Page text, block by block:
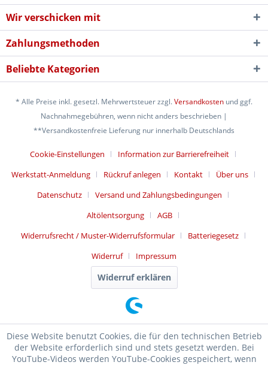
Wir verschicken mit
Zahlungsmethoden
Beliebte Kategorien
* Alle Preise inkl. gesetzl. Mehrwertsteuer zzgl.Versandkosten und ggf.
Nachnahmegebühren, wenn nicht anders beschrieben |
**Versandkostenfreie Lieferung nur innerhalb Deutschlands
Cookie-Einstellungen
Information zur Barrierefreiheit
Werkstatt-Anmeldung
Rückruf anlegen Kontakt
Über uns
Datenschutz
Versand und Zahlungsbedingungen
Altölentsorgung
AGB
Widerrufsrecht / Muster-Widerrufsformular
Batteriegesetz
Widerruf
Impressum
Widerruf erklären
Diese Website benutzt Cookies, die für den technischen Betrieb
der Website erforderlich sind und stets gesetzt werden. Bei
YouTube-Videos werden YouTube-Cookies gespeichert, wenn